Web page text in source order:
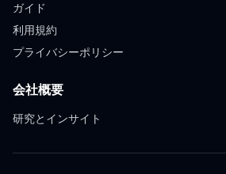
ガイド
利用規約
プライバシーポリシー
会社概要
研究とインサイト